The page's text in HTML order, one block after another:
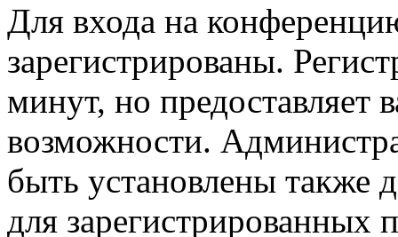
Для входа на
зарегистрированы.
минут, но предоставляет
возможности.
быть установлены также
для зарегистрированных